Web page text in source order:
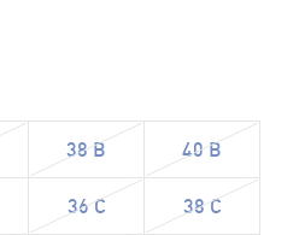
38 B 40 B
36 C 38 C